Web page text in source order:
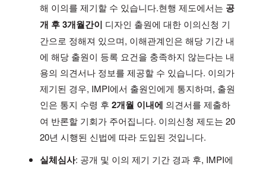
해 이의를 제기할 수 있습니다.현행 제도에서는 공
개 후 3개월간이 디자인 출원에 대한 이의신청 기
간으로 정해져 있으며, 이해관계인은 해당 기간 내
에 해당 출원이 등록 요건을 충족하지 않는다는 내
용의 의견서나 정보를 제공할 수 있습니다. 이의가
제기된 경우, IMPI에서 출원인에게 통지하며, 출원
인은 통지 수령 후2개월 이내에 의견서를 제출하
여 반론할 기회가 주어집니다. 이의신청 제도는 20
20년 시행된 신법에 따라 도입된 것입니다.
실체심사: 공개 및 이의 제기 기간 경과 후, IMPI에